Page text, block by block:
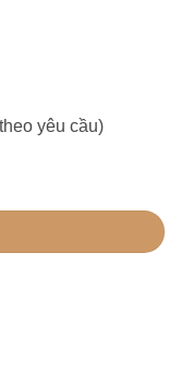
yêu cầu)
quantity